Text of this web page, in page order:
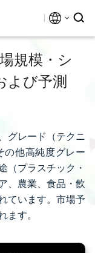
規模・シ
よび予測
グレード（テクニ
の他高純度グレー
（プラスチック・
、農業、食品・飲
ています。市場予
ます。